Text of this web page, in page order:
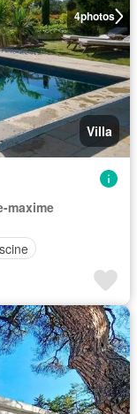
4photos
Villa
maxime